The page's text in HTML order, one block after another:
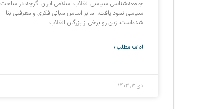
جامعه‌شناسی سیاسی انقلاب اسلامی ایران اگرچه در ساحت
سیاسی نمود یافت، اما بر اساس مبانی فکری و معرفتی بنا
شده‌است. زین رو برخی از بزرگان انقلاب
ادامه مطلب »
دی ۱۲, ۱۴۰۳